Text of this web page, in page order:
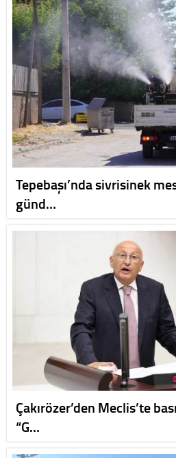
Tepebaşı’nda sivrisinek
günd…
Çakırözer’den Meclis’te
“G…